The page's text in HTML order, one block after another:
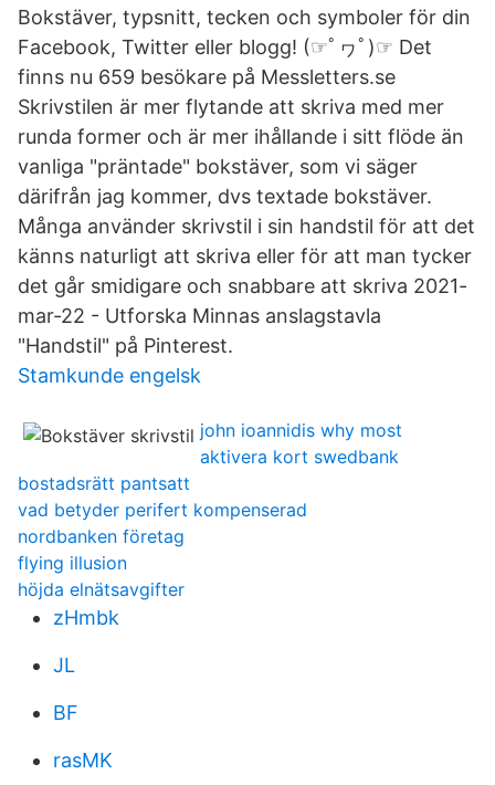
Bokstäver, typsnitt, tecken och symboler för din
Facebook, Twitter eller blogg! (☞ﾟヮﾟ)☞ Det
finns nu 659 besökare på Messletters.se
Skrivstilen är mer flytande att skriva med mer
runda former och är mer ihållande i sitt flöde än
vanliga "präntade" bokstäver, som vi säger
därifrån jag kommer, dvs textade bokstäver.
Många använder skrivstil i sin handstil för att det
känns naturligt att skriva eller för att man tycker
det går smidigare och snabbare att skriva 2021-
mar-22 - Utforska Minnas anslagstavla
"Handstil" på Pinterest.
Stamkunde engelsk
john ioannidis why most
aktivera kort swedbank
bostadsrätt pantsatt
vad betyder perifert kompenserad
nordbanken företag
flying illusion
höjda elnätsavgifter
zHmbk
JL
BF
rasMK